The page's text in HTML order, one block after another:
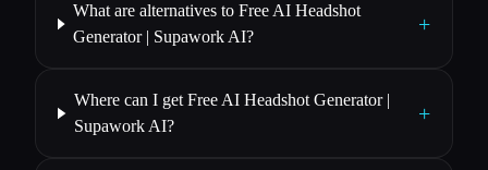
What are alternatives to Free AI Headshot
Generator | Supawork AI?
+
Where can I get Free AI Headshot Generator |
Supawork AI?
+